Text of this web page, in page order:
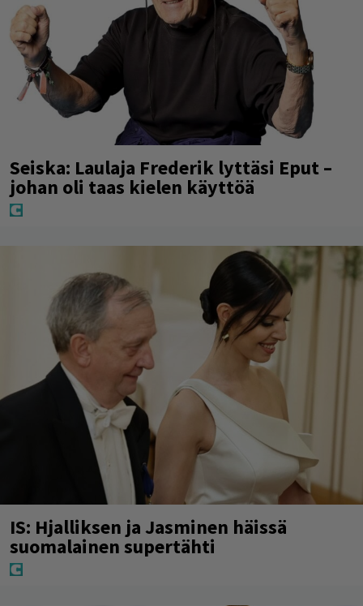
Seiska: Laulaja Frederik lyttäsi Eput –
johan oli taas kielen käyttöä
IS: Hjalliksen ja Jasminen häissä
suomalainen supertähti